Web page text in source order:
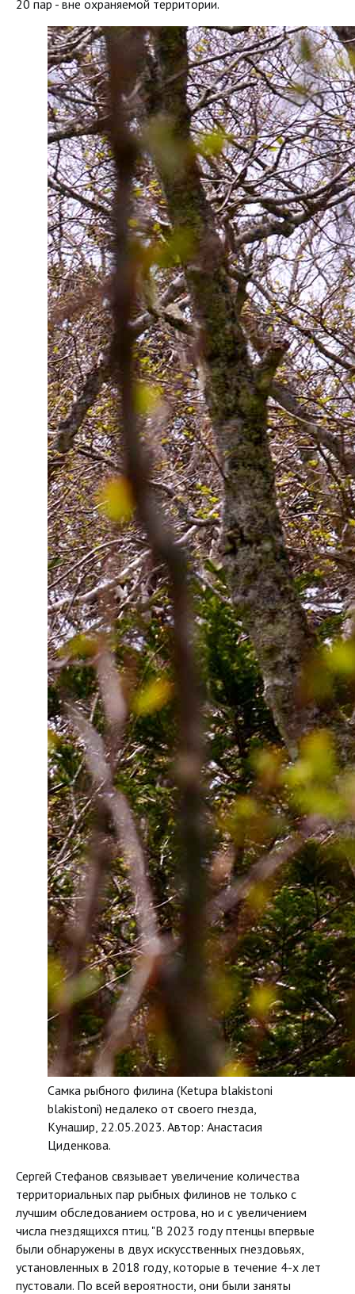
20 пар - вне охраняемой территории.
Самка рыбного филина (Ketupa blakistoni
blakistoni) недалеко от своего гнезда,
Кунашир, 22.05.2023. Автор: Анастасия
Циденкова.
Сергей Стефанов связывает увеличение количества
территориальных пар рыбных филинов не только с
лучшим обследованием острова, но и с увеличением
числа гнездящихся птиц. "В 2023 году птенцы впервые
были обнаружены в двух искусственных гнездовьях,
установленных в 2018 году, которые в течение 4-х лет
пустовали. По всей вероятности, они были заняты